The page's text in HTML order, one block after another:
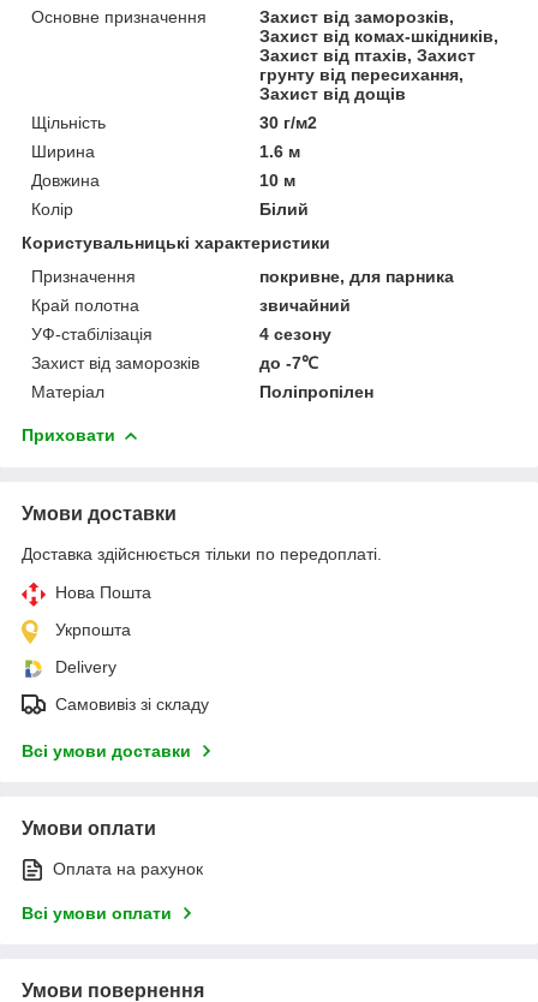
Основне призначення
Захист від заморозків,
Захист від комах-шкідників,
Захист від птахів, Захист
грунту від пересихання,
Захист від дощів
Щільність
30 г/м2
Ширина
1.6 м
Довжина
10 м
Колір
Білий
Користувальницькі характеристики
Призначення
покривне, для парника
Край полотна
звичайний
УФ-стабілізація
4 сезону
Захист від заморозків
до -7℃
Матеріал
Поліпропілен
Приховати
Умови доставки
Доставка здійснюється тільки по передоплаті.
Нова Пошта
Укрпошта
Delivery
Самовивіз зі складу
Всі умови доставки
Умови оплати
Оплата на рахунок
Всі умови оплати
Умови повернення